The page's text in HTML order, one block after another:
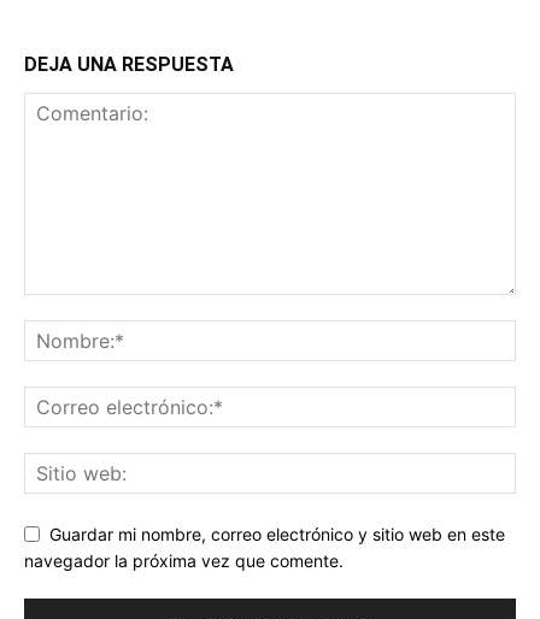
DEJA UNA RESPUESTA
Guardar mi nombre, correo electrónico y sitio web en este
navegador la próxima vez que comente.